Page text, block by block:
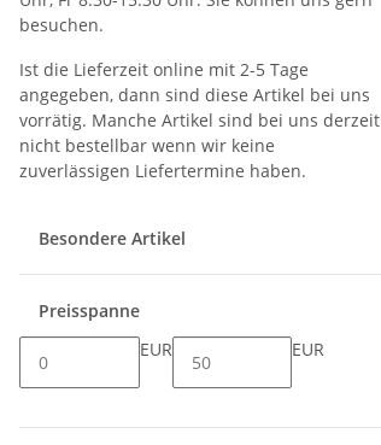
besuchen.
Ist die Lieferzeit online mit 2-5 Tage
angegeben, dann sind diese Artikel bei uns
vorrätig. Manche Artikel sind bei uns derzeit
nicht bestellbar wenn wir keine
zuverlässigen Liefertermine haben.
Besondere Artikel
Preisspanne
EUR
EUR